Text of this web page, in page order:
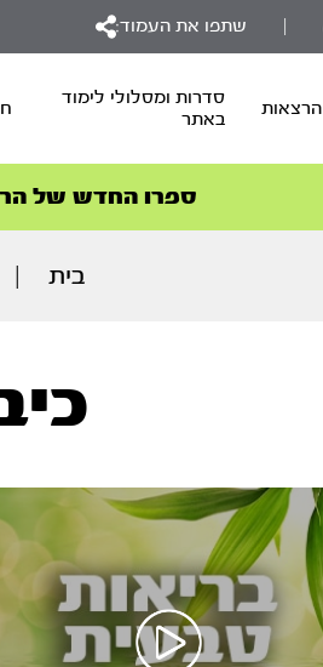
שתפו את העמוד:
הרצאות
סדרות ומסלולי לימוד
באתר
הסדרה
ספרו החדש של הרב
הצטרפו
הסדרה
בית